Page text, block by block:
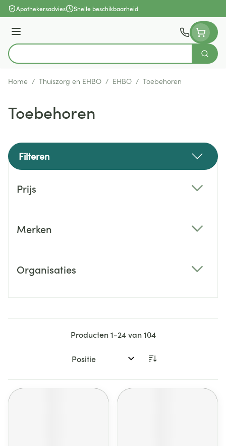
Ga naar de inhoud
Apothekersadvies Snelle beschikbaarheid
Menu
Product, merk, categorie...
Zoek
Home / Thuiszorg en EHBO / EHBO / Toebehoren
Toebehoren
Filteren
Prijs
Merken
Organisaties
Producten1-24van104
Sorteer op: